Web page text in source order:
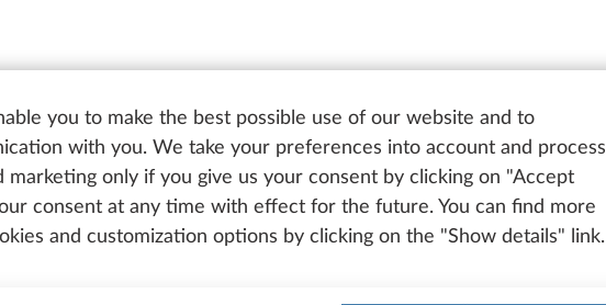
you to make the best possible use of our website and to
with you. We take your preferences into account and process
marketing only if you give us your consent by clicking on "Accept
consent at any time with effect for the future. You can find more
and customization options by clicking on the "Show details" link.